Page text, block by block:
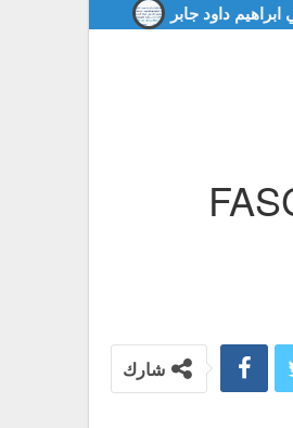
داود جابر
شارك